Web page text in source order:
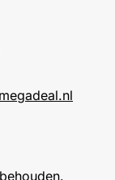
megadeal.nl